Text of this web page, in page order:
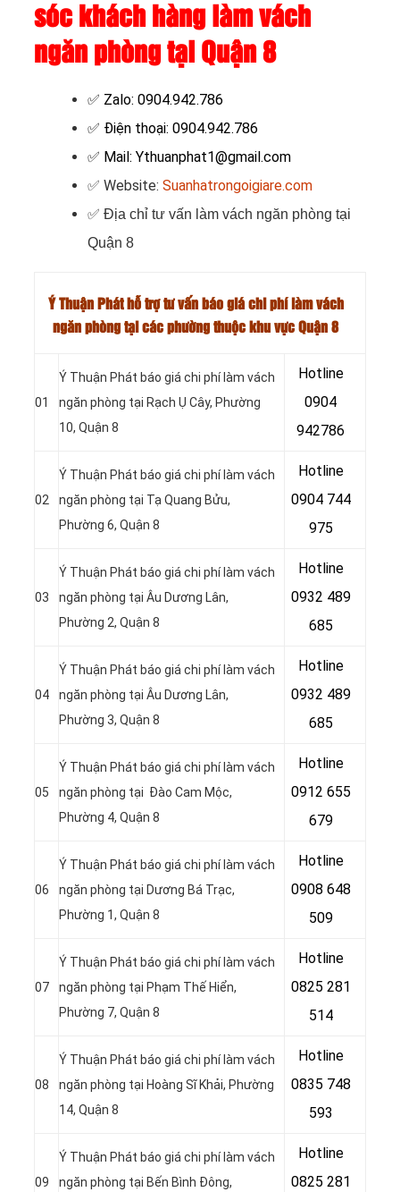
sóc khách hàng làm vách
ngăn phòng tại Quận 8
✅ Zalo: 0904.942.786
✅ Điện thoại: 0904.942.786
✅ Mail: Ythuanphat1@gmail.com
✅ Website: Suanhatrongoigiare.com
✅ Địa chỉ tư vấn làm vách ngăn phòng tại
Quận 8
Ý Thuận Phát hỗ trợ tư vấn báo giá chi phí làm vách
ngăn phòng tại các phường thuộc khu vực Quận 8
01
Ý Thuận Phát báo giá chi phí làm vách
ngăn phòng tại Rạch Ụ Cây, Phường
10, Quận 8
Hotline
0904
942786
02
Ý Thuận Phát báo giá chi phí làm vách
ngăn phòng tại Tạ Quang Bửu,
Phường 6, Quận 8
Hotline
0904 744
975
03
Ý Thuận Phát báo giá chi phí làm vách
ngăn phòng tại Âu Dương Lân,
Phường 2, Quận 8
Hotline
0932 489
685
04
Ý Thuận Phát báo giá chi phí làm vách
ngăn phòng tại Âu Dương Lân,
Phường 3, Quận 8
Hotline
0932 489
685
05
Ý Thuận Phát báo giá chi phí làm vách
ngăn phòng tại Đào Cam Mộc,
Phường 4, Quận 8
Hotline
0912 655
679
06
Ý Thuận Phát báo giá chi phí làm vách
ngăn phòng tại Dương Bá Trạc,
Phường 1, Quận 8
Hotline
0908 648
509
07
Ý Thuận Phát báo giá chi phí làm vách
ngăn phòng tại Phạm Thế Hiển,
Phường 7, Quận 8
Hotline
0825 281
514
08
Ý Thuận Phát báo giá chi phí làm vách
ngăn phòng tại Hoàng Sĩ Khải, Phường
14, Quận 8
Hotline
0835 748
593
09
Ý Thuận Phát báo giá chi phí làm vách
ngăn phòng tại Bến Bình Đông,
Hotline
0825 281